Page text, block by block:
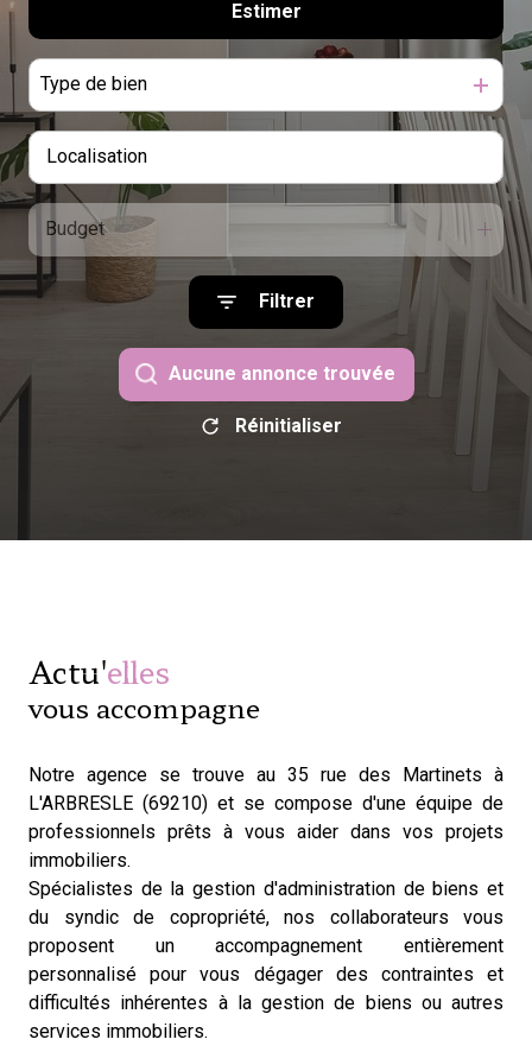
Estimer
Type de bien
Budget
Filtrer
Aucune annonce trouvée
Réinitialiser
Actu'elles
vous accompagne
Notre agence se trouve au 35 rue des Martinets à
L'ARBRESLE (69210) et se compose d'une équipe de
professionnels prêts à vous aider dans vos projets
immobiliers.
Spécialistes de la gestion d'administration de biens et
du syndic de copropriété, nos collaborateurs vous
proposent un accompagnement entièrement
personnalisé pour vous dégager des contraintes et
difficultés inhérentes à la gestion de biens ou autres
services immobiliers.